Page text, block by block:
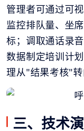
管理者可通过可
监控排队量、坐
标；调取通话录
数据制定培训计
理从"结果考核"转
三、技术